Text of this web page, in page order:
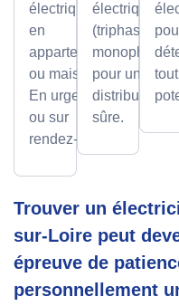
électriques
en
appartement
ou maison.
En urgence
ou sur
rendez-vous
électriques
(triphasé ou
monophasé)
pour une
distribution
sûre.
Trouver un
sur-Loire peut
épreuve de
personnellement